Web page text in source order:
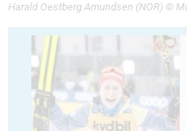
Harald Oestberg Amundsen (NOR) ©